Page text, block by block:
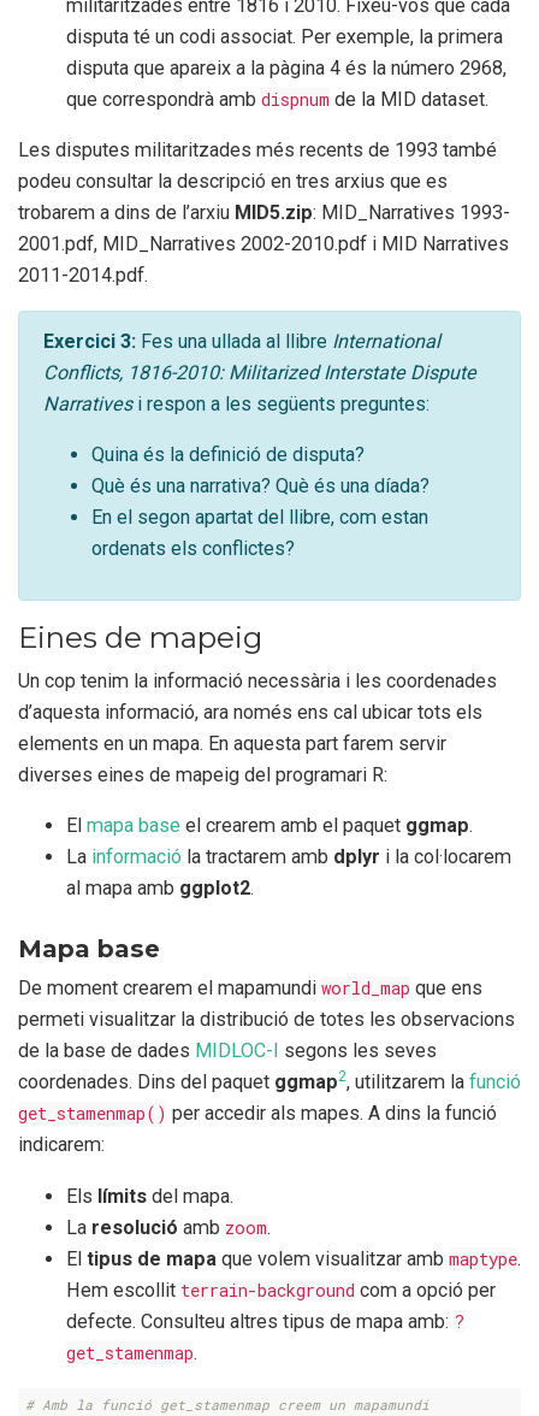
militaritzades entre 1816 i 2010. Fixeu-vos que cada
disputa té un codi associat. Per exemple, la primera
disputa que apareix a la pàgina 4 és la número 2968,
que correspondrà amb dispnum de la MID dataset.
Les disputes militaritzades més recents de 1993 també
podeu consultar la descripció en tres arxius que es
trobarem a dins de l’arxiu MID5.zip: MID_Narratives 1993-
2001.pdf, MID_Narratives 2002-2010.pdf i MID Narratives
2011-2014.pdf.
Exercici 3: Fes una ullada al llibre International
Conflicts, 1816-2010: Militarized Interstate Dispute
Narrativesi respon a les següents preguntes:
Quina és la definició de disputa?
Què és una narrativa? Què és una díada?
En el segon apartat del llibre, com estan
ordenats els conflictes?
Eines de mapeig
Un cop tenim la informació necessària i les coordenades
d’aquesta informació, ara només ens cal ubicar tots els
elements en un mapa. En aquesta part farem servir
diverses eines de mapeig del programari R:
El mapa base el crearem amb el paquet ggmap.
La informació la tractarem amb dplyr i la col·locarem
al mapa amb ggplot2.
Mapa base
De moment crearem el mapamundi world_map que ens
permeti visualitzar la distribució de totes les observacions
de la base de dades MIDLOC-I segons les seves
coordenades. Dins del paquet ggmap2, utilitzarem la funció
get_stamenmap() per accedir als mapes. A dins la funció
indicarem:
Els límits del mapa.
La resolució amb zoom.
El tipus de mapa que volem visualitzar amb maptype.
Hem escollit terrain-background com a opció per
defecte. Consulteu altres tipus de mapa amb: ?
get_stamenmap.
# Amb la funció get_stamenmap creem un mapamundi